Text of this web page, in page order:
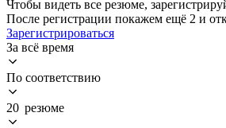
Чтобы видеть все резюме,
После регистрации покажем ещё 2 и
Зарегистрироваться
За всё время
По соответствию
20 резюме